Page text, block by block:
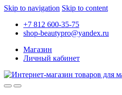
Skip to navigation Skip to content
+7 812 600-35-75
shop-beautypro@yandex.ru
Магазин
Личный кабинет